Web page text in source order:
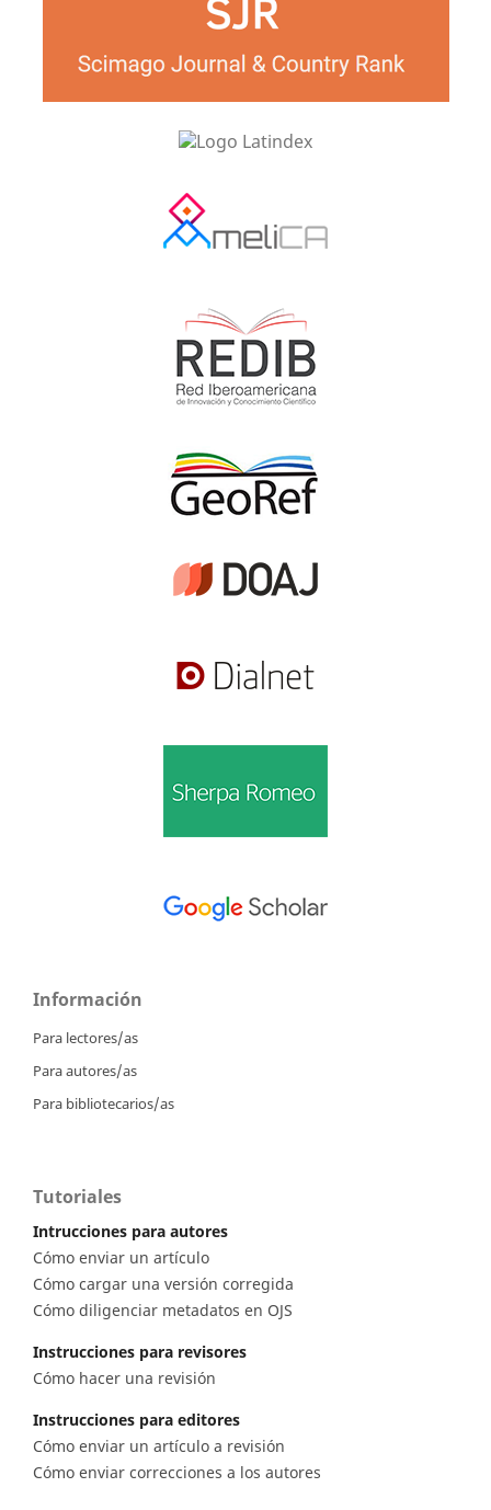
Información
Para lectores/as
Para autores/as
Para bibliotecarios/as
Tutoriales
Intrucciones para autores
Cómo enviar un artículo
Cómo cargar una versión corregida
Cómo diligenciar metadatos en OJS
Instrucciones para revisores
Cómo hacer una revisión
Instrucciones para editores
Cómo enviar un artículo a revisión
Cómo enviar correcciones a los autores